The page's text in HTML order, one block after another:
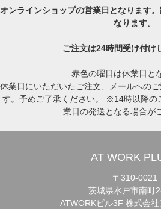
オンラインショップの営業日となります
なります。
ご注文は24時間受け付け
赤色の曜日は休業日と
休業日にいただいたご注文、メールへの
す。予めご了承ください。 ※14時以降の
業日の発送となる場合が
AT WORK
〒310-0021
茨城県水戸市南町
ATWORKビル3F 株式会